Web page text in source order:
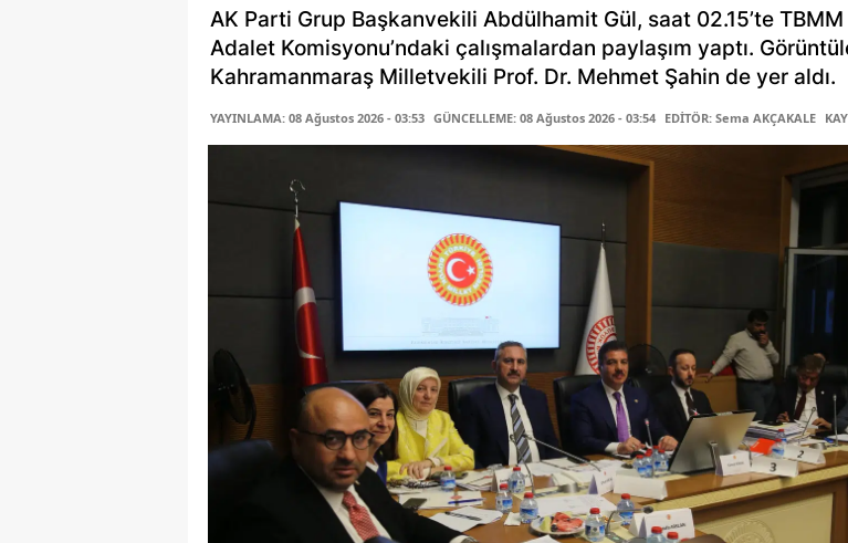
AK Parti Grup Başkanvekili Abdülhamit Gül, saat 02.15’te TBMM
Adalet Komisyonu’ndaki çalışmalardan paylaşım yaptı.
Kahramanmaraş Milletvekili Prof. Dr. Mehmet Şahin de yer aldı.
YAYINLAMA: 08 Ağustos 2026 - 03:53 GÜNCELLEME: 08 Ağustos 2026 - 03:54 EDİTÖR: Sema AKÇAKALE